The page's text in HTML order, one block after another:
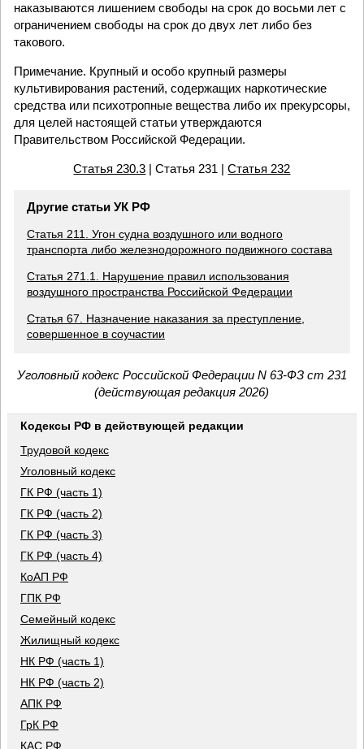
наказываются лишением свободы на срок до восьми лет с
ограничением свободы на срок до двух лет либо без
такового.
Примечание. Крупный и особо крупный размеры
культивирования растений, содержащих наркотические
средства или психотропные вещества либо их прекурсоры,
для целей настоящей статьи утверждаются
Правительством Российской Федерации.
Статья 230.3 | Статья 231 |Статья 232
Другие статьи УК РФ
Статья 211. Угон судна воздушного или водного
транспорта либо железнодорожного подвижного состава
Статья 271.1. Нарушение правил использования
воздушного пространства Российской Федерации
Статья 67. Назначение наказания за преступление,
совершенное в соучастии
Уголовный кодекс Российской Федерации N 63-ФЗ ст 231
(действующая редакция 2026)
Кодексы РФ в действующей редакции
Трудовой кодекс
Уголовный кодекс
ГК РФ (часть 1)
ГК РФ (часть 2)
ГК РФ (часть 3)
ГК РФ (часть 4)
КоАП РФ
ГПК РФ
Семейный кодекс
Жилищный кодекс
НК РФ (часть 1)
НК РФ (часть 2)
АПК РФ
ГрК РФ
КАС РФ